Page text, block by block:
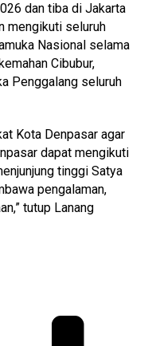
dan tiba di Jakarta
mengikuti seluruh
Nasional selama
Cibubur,
Penggalang seluruh
Kota Denpasar agar
dapat mengikuti
tinggi Satya
pengalaman,
tutup Lanang